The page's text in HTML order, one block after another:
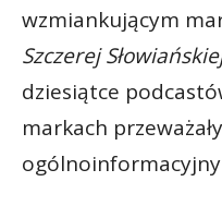
wzmiankującym
Szczerej
dziesiątce
markach